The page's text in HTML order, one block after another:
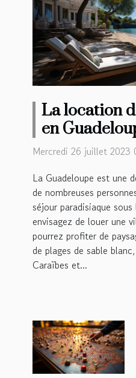
La location
en
passer ses
Mercredi 26 juillet 2023
La Guadeloupe est une
de nombreuses
séjour paradisiaque
envisagez de louer une
pourrez profiter de
de plages de sable
Caraïbes et...